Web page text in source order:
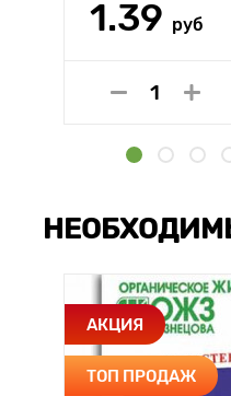
1.39 руб
АКЦИЯ
ТОП ПРОДАЖ